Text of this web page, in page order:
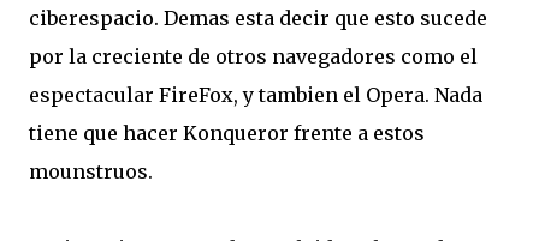
ciberespacio. Demas esta decir que esto sucede
por la creciente de otros navegadores como el
espectacular FireFox, y tambien el Opera. Nada
tiene que hacer Konqueror frente a estos
mounstruos.